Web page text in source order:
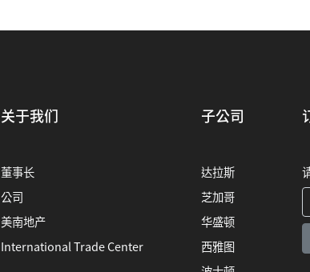
关于我们
董事长
公司
美南地产
International Trade Center
子公司
达拉斯
芝加哥
华盛顿
西雅图